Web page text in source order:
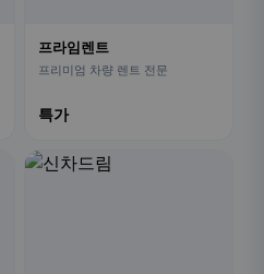
프라임렌트
프리미엄 차량 렌트 전문
특가